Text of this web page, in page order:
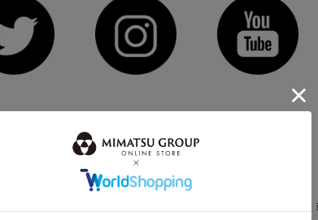
HOT KEYWORD
注目キーワード・特集
＃骨格ストレート ドレス